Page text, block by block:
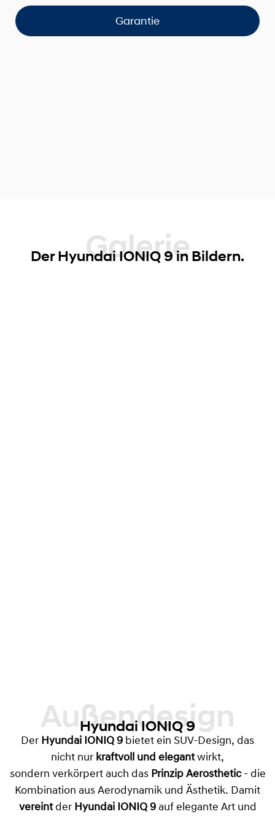
Garantie
Galerie
Der Hyundai IONIQ 9 in Bildern.
Außendesign
Hyundai IONIQ 9
Der Hyundai IONIQ 9 bietet ein SUV-Design, das
nicht nur kraftvoll und elegantwirkt,
sondern verkörpert auch dasPrinzip Aerosthetic- die
Kombination aus Aerodynamik und Ästhetik. Damit
vereint der Hyundai IONIQ 9 auf elegante Art und